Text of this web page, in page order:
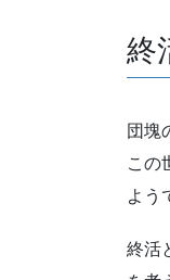
終
団塊
この
よう
終活